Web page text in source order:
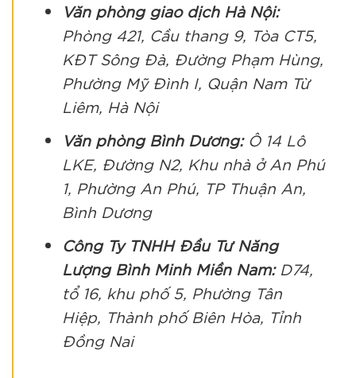
Văn phòng giao dịch Hà Nội:
Phòng 421, Cầu thang 9, Tòa CT5,
KĐT Sông Đà, Đường Phạm Hùng,
Phường Mỹ Đình I, Quận Nam Từ
Liêm, Hà Nội
Văn phòng Bình Dương:Ô 14 Lô
LKE, Đường N2, Khu nhà ở An Phú
1, Phường An Phú, TP Thuận An,
Bình Dương
Công Ty TNHH Đầu Tư Năng
Lượng Bình Minh Miền Nam:D74,
tổ 16, khu phố 5, Phường Tân
Hiệp, Thành phố Biên Hòa, Tỉnh
Đồng Nai